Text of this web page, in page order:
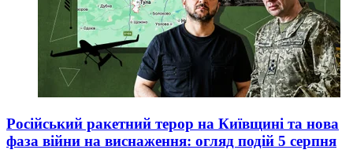
Російський ракетний терор на Київщині та нова
фаза війни на виснаження: огляд подій 5 серпня